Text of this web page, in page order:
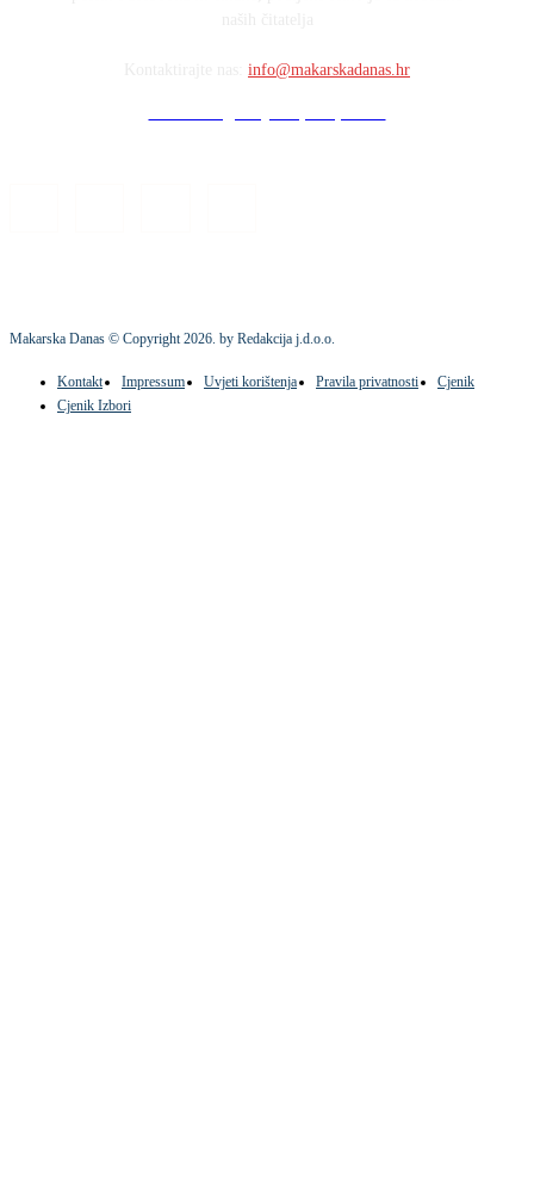
info@makarskadanas.hr
Makarska Danas © Copyright2026. by Redakcija j.d.o.o.
Kontakt Impressum Uvjeti korištenja Pravila privatnosti
Cjenik
Cjenik Izbori